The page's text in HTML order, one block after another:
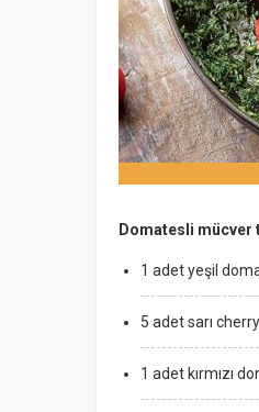
Domatesli mücver
1 adet yeşil
5 adet sarı
1 adet kırmızı